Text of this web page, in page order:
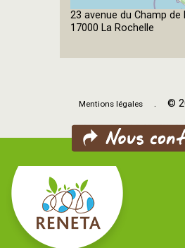
23 avenue du Champ de
17000 La Rochelle
Mentions légales . ©